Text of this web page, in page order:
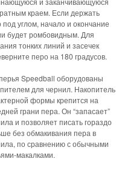
краем. Если держать
под углом, начало и окончание
будет ромбовидным. Для
тонких линий и засечек
перо на 180 градусов.
Speedball оборудованы
для чернил. Накопитель
формы крепится на
грани пера. Он “запасает”
и позволяет писать гораздо
без обмакивания пера в
по сравнению с обычными
макалками.